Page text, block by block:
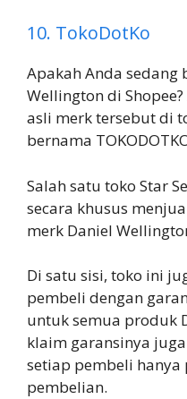
10. TokoDotKo
Apakah Anda
Wellington di
asli merk tersebut di
bernama
Salah satu toko Star
secara khusus
merk Daniel
Di satu sisi, toko ini
pembeli dengan
untuk semua produk
klaim garansinya
setiap pembeli
pembelian.